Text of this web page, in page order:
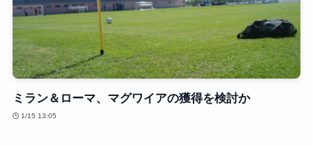
ミラン＆ローマ、マグワイアの獲得を検討か
1/15 13:05